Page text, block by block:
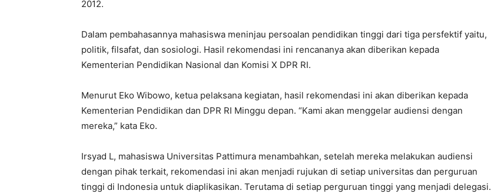
2012.
Dalam pembahasannya mahasiswa meninjau persoalan pendidikan tinggi dari tiga persfektif yaitu,
politik, filsafat, dan sosiologi. Hasil rekomendasi ini rencananya akan diberikan kepada
Kementerian Pendidikan Nasional dan Komisi X DPR RI.
Menurut Eko Wibowo, ketua pelaksana kegiatan, hasil rekomendasi ini akan diberikan kepada
Kementerian Pendidikan dan DPR RI Minggu depan. “Kami akan menggelar audiensi dengan
mereka,” kata Eko.
Irsyad L, mahasiswa Universitas Pattimura menambahkan, setelah mereka melakukan audiensi
dengan pihak terkait, rekomendasi ini akan menjadi rujukan di setiap universitas dan perguruan
tinggi di Indonesia untuk diaplikasikan. Terutama di setiap perguruan tinggi yang menjadi delegasi.